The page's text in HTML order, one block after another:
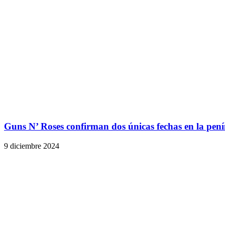
Guns N’ Roses confirman dos únicas fechas en la
9 diciembre 2024